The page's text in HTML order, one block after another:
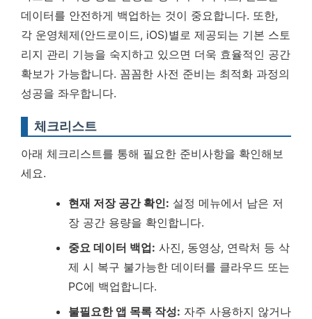
데이터를 안전하게 백업하는 것이 중요합니다. 또한,
각 운영체제(안드로이드, iOS)별로 제공되는 기본 스토
리지 관리 기능을 숙지하고 있으면 더욱 효율적인 공간
확보가 가능합니다. 꼼꼼한 사전 준비는 최적화 과정의
성공을 좌우합니다.
체크리스트
아래 체크리스트를 통해 필요한 준비사항을 확인해보
세요.
현재 저장 공간 확인: 설정 메뉴에서 남은 저
장 공간 용량을 확인합니다.
중요 데이터 백업: 사진, 동영상, 연락처 등 삭
제 시 복구 불가능한 데이터를 클라우드 또는
PC에 백업합니다.
불필요한 앱 목록 작성: 자주 사용하지 않거나